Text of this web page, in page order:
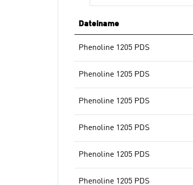
Dateiname
Phenoline 1205 PDS
Phenoline 1205 PDS
Phenoline 1205 PDS
Phenoline 1205 PDS
Phenoline 1205 PDS
Phenoline 1205 PDS